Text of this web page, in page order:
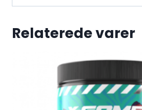
Relaterede varer